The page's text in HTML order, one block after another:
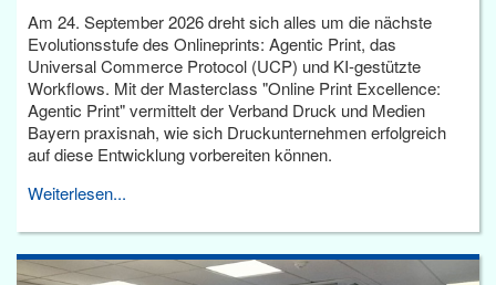
Am 24. September 2026 dreht sich alles um die nächste
Evolutionsstufe des Onlineprints: Agentic Print, das
Universal Commerce Protocol (UCP) und KI-gestützte
Workflows. Mit der Masterclass "Online Print Excellence:
Agentic Print" vermittelt der Verband Druck und Medien
Bayern praxisnah, wie sich Druckunternehmen erfolgreich
auf diese Entwicklung vorbereiten können.
Weiterlesen...